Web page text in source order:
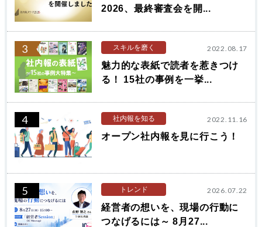
2026、最終審査会を開...
3 スキルを磨く 2022.08.17
魅力的な表紙で読者を惹きつけ
る！ 15社の事例を一挙...
4 社内報を知る 2022.11.16
オープン社内報を見に行こう！
5 トレンド 2026.07.22
経営者の想いを、現場の行動に
つなげるには～ 8月27...